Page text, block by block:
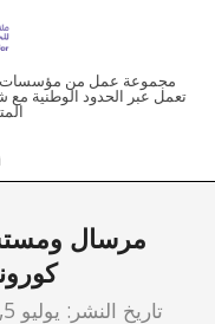
ملتقى
العربية
للحماية
مجموعة عمل من مؤسسات
تعمل عبر الحدود الوطنية
تاريخ النشر: يوليو 5, 2020